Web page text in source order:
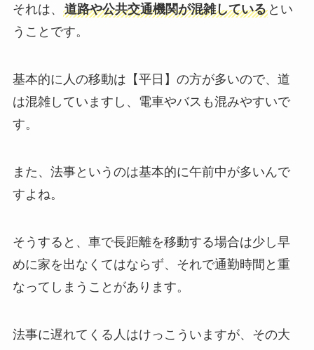
それは、 道路や公共交通機関が混雑しているとい
うことです。
基本的に人の移動は【平日】の方が多いので、道
は混雑していますし、電車やバスも混みやすいで
す。
また、法事というのは基本的に午前中が多いんで
すよね。
そうすると、車で長距離を移動する場合は少し早
めに家を出なくてはならず、それで通勤時間と重
なってしまうことがあります。
法事に遅れてくる人はけっこういますが、その大